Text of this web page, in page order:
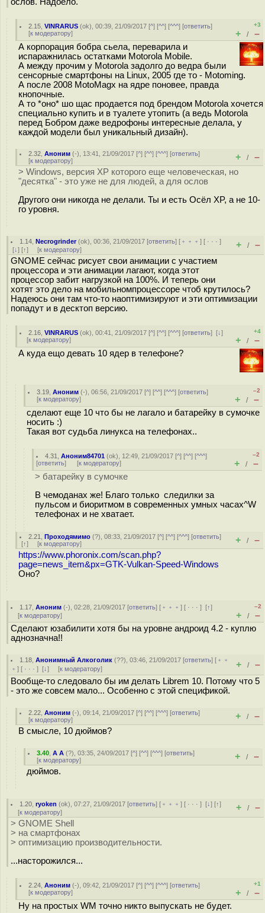
2.15 ,VINRARUS (ok), 00:39, 21/09/2017 [^] [^^] [^^^] [ответить]
[к модератору]
+3
+ / –
А корпорация бобра сьела, переварила и
испаражнилась остатками Motorola Mobile.
А между прочим у Motorola задолго до ведра были
сенсорные смартфоны на Linux, 2005 где то - Motoming.
А после 2008 MotoMagx на ядре поновее, правда
кнопочные.
А то *оно* шо щас продается под брендом Motorola хочется
специально купить и в туалете утопить (а ведь Motorola
перед Бобром даже ведрофоны интересные делала, у
каждой модели был уникальный дизайн).
2.32 ,Аноним (-), 13:41, 21/09/2017 [^] [^^] [^^^] [ответить]
[к модератору] + / –
> Windows, версия XP которого еще человеческая, но
"десятка" - это уже не для людей, а для ослов
Другого они никогда не делали. Ты и есть Осёл XP, а не 10-
го уровня.
1.14 ,Necrogrinder(ok), 00:36, 21/09/2017 [ответить] [ ﹢﹢﹢] [ · · ·]
[↓] [↑] [к модератору] + / –
GNOME сейчас рисует свои анимации с участием
процессора и эти анимации лагают, когда этот
процессор забит нагрузкой на 100%. И теперь они
хотят это дело на мобильномпроцессоре чтоб крутилось?
Надеюсь они там что-то наоптимизируют и эти оптимизации
попадут и в десктоп версию.
2.16 ,VINRARUS (ok), 00:41, 21/09/2017 [^] [^^] [^^^] [ответить][↓]
[к модератору]
+4
+ / –
А куда ещо девать 10 ядер в телефоне?
3.19 ,Аноним (-), 06:56, 21/09/2017 [^] [^^] [^^^] [ответить]
[к модератору]
–2
+ / –
сделают еще 10 что бы не лагало и батарейку в сумочке
носить :)
Такая вот судьба линукса на телефонах..
4.31 ,Аноним84701 (ok), 12:49, 21/09/2017 [^] [^^] [^^^]
[ответить] [к модератору]
–2
+ / –
> батарейку в сумочке
В чемоданах же! Благо только следилки за
пульсом и биоритмом в современных умных часах^W
телефонах и не хватает.
2.21 ,Проходямимо (?), 08:33, 21/09/2017 [^] [^^] [^^^] [ответить]
[↑] [к модератору] + / –
https://www.phoronix.com/scan.php?
page=news_item&px=GTK-Vulkan-Speed-Windows
Оно?
1.17 ,Аноним (-), 02:28, 21/09/2017 [ответить] [ ﹢﹢﹢] [ · · ·][↑]
[к модератору]
–2
+ / –
Сделают юзабилити хотя бы на уровне андроид 4.2 - куплю
аднозначна!!
1.18 ,Анонимный Алкоголик (??), 03:46, 21/09/2017 [ответить] [ ﹢﹢
﹢ ] [ · · · ] [↓] [к модератору] + / –
Вообще-то следовало бы им делать Librem 10. Потому что 5
- это же совсем мало... Особенно с этой спецификой.
2.22 ,Аноним (-), 09:14, 21/09/2017 [^] [^^] [^^^] [ответить]
[к модератору] + / –
В смысле, 10 дюймов?
3.40 ,А А (?), 03:35, 24/09/2017 [^] [^^] [^^^] [ответить]
[к модератору] + / –
дюймов.
1.20 ,ryoken (ok), 07:27, 21/09/2017 [ответить] [ ﹢﹢﹢] [ · · ·][↓] [↑]
[к модератору] + / –
> GNOME Shell
> на смартфонах
> оптимизацию производительности.
...насторожился...
2.24 ,Аноним (-), 09:42, 21/09/2017 [^] [^^] [^^^] [ответить]
[к модератору]
+1
+ / –
Ну на простых WM точно никто выпускать не будет.